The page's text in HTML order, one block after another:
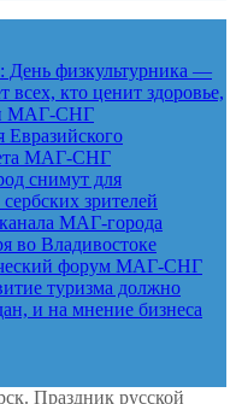
День физкультурника —
всех, кто ценит здоровье,
МАГ-СНГ
Евразийского
МАГ-СНГ
снимут для
зрителей
МАГ-города
во Владивостоке
форум МАГ-СНГ
туризма должно
и на мнение бизнеса
Праздник русской